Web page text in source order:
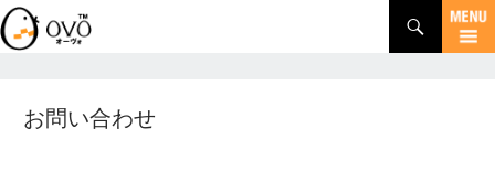
検
索
コ
お問い合わせ